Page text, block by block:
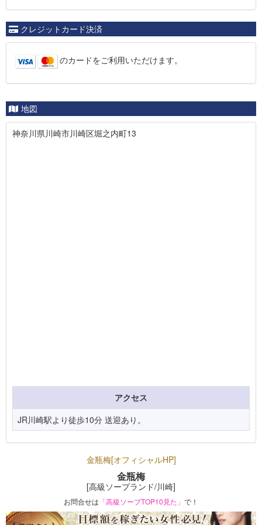
クレジットカード決済
のカードをご利用いただけます。
地図
神奈川県川崎市川崎区堀之内町13
アクセス
JR川崎駅より徒歩10分 送迎あり。
金瓶梅[オフィシャルHP]
金瓶梅
[高級ソープランド/川崎]
お問合せは 「高級ソープTOP10見た」 で！